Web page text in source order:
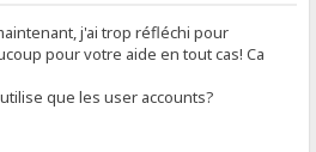
j'ai trop réfléchi pour
pour votre aide en tout cas! Ca
que les user accounts?